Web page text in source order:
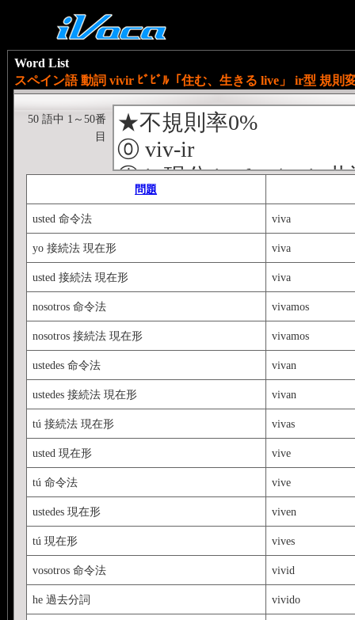
Word List
スペイン語 動詞 vivir ﾋﾞﾋﾞﾙ「住む、生きる live」 ir型 規則
★不規則率0%
⓪ viv-ir
① ir 現分 iendo（er/ir 共
② ir 過分 ido（er/ir 共
③ ir 現在 o-es-e-imos-ís-
④ ir 点過 í-iste-ió-imos-
⑤ ir 線過 ía-ías-ía-
⑥ ir 未来 [原形] é-ás-á-
⑦ ir 過未 [原形+] ía-ías-
⑧ ir 命令 x-e-a-amos-id-
⑨ ir 接現 a-as-a-amos-
⑩ ir 接過 [語根 ier] a-as-
50 語中 1～50番
目
問題
usted 命令法 viva
yo 接続法 現在形 viva
usted 接続法 現在形 viva
nosotros 命令法 vivamos
nosotros 接続法 現在形 vivamos
ustedes 命令法 vivan
ustedes 接続法 現在形 vivan
tú 接続法 現在形 vivas
usted 現在形 vive
tú 命令法 vive
ustedes 現在形 viven
tú 現在形 vives
vosotros 命令法 vivid
he 過去分詞 vivido